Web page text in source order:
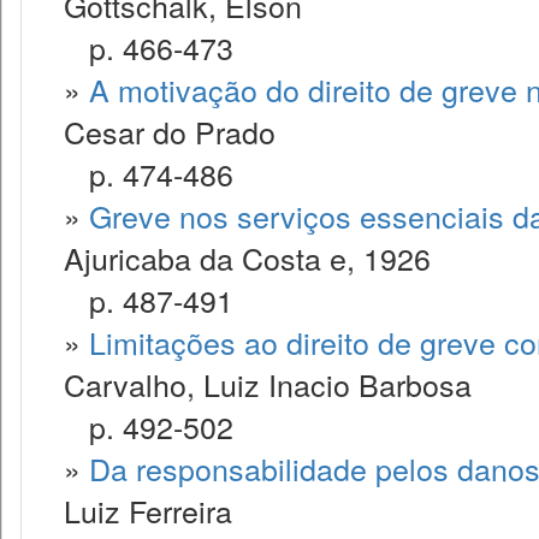
p. 466-473
» A motivação do direito de greve
Cesar do Prado
p. 474-486
» Greve nos serviços essenciais
Ajuricaba da Costa e, 1926
p. 487-491
» Limitações ao direito de greve
Carvalho, Luiz Inacio Barbosa
p. 492-502
» Da responsabilidade pelos
Luiz Ferreira